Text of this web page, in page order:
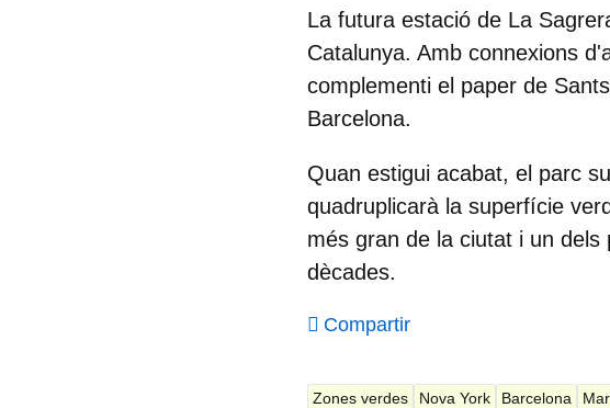
La futura estació de La
Catalunya. Amb connexions
complementi el paper de
Barcelona.
Quan estigui acabat, el parc
quadruplicarà la superfície
més gran de la ciutat i un
dècades.
Compartir
Zones verdes Nova York Barcelona